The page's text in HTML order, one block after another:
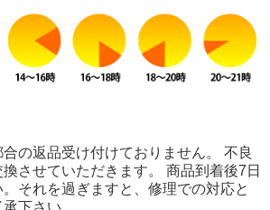
の返品受け付けておりません。 不良
させていただきます。 商品到着後7日
それを過ぎますと、修理での対応と
下さい。